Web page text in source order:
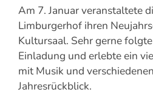
Am 7. Januar veranstaltete
Limburgerhof ihren
Kultursaal. Sehr gerne
Einladung und erlebte ein
mit Musik und
Jahresrückblick.